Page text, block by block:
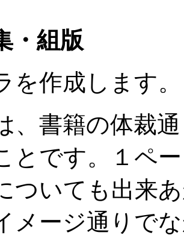
・組版
を作成します。
、書籍の体裁
とです。１ペ
ついても出来
メージ通りで